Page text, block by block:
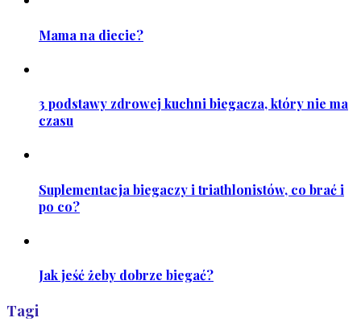
Mama na diecie?
3 podstawy zdrowej kuchni biegacza, który nie ma
czasu
Suplementacja biegaczy i triathlonistów, co brać i
po co?
Jak jeść żeby dobrze biegać?
Tagi